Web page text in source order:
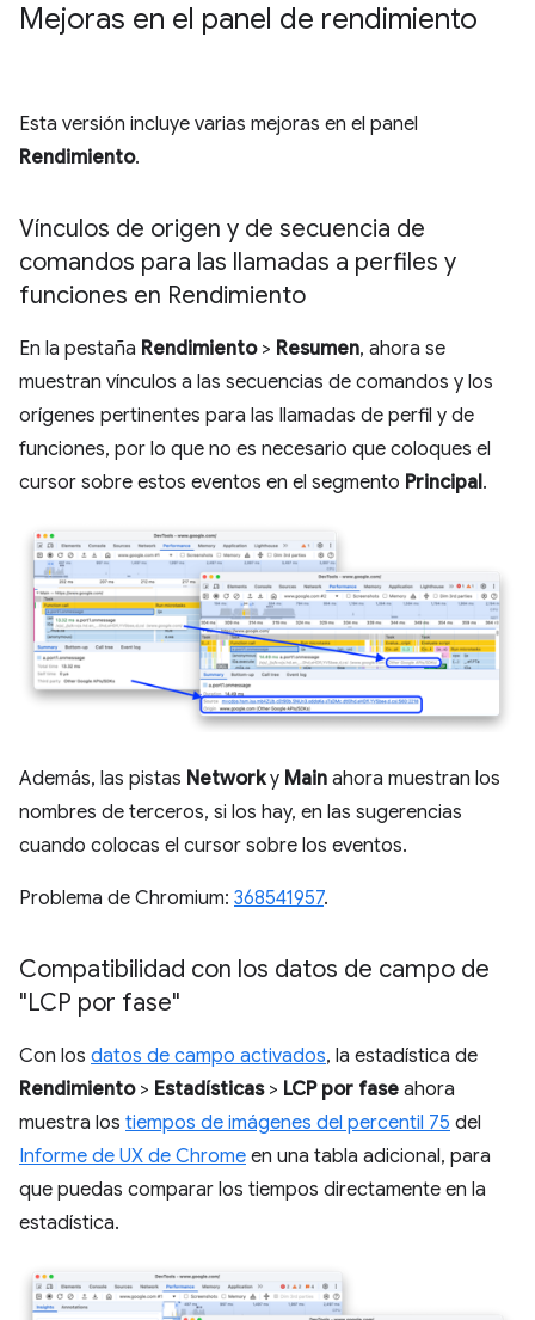
Mejoras en el panel de rendimiento
Esta versión incluye varias mejoras en el panel
Rendimiento.
Vínculos de origen y de secuencia de
comandos para las llamadas a perfiles y
funciones en Rendimiento
En la pestaña Rendimiento> Resumen, ahora se
muestran vínculos a las secuencias de comandos y los
orígenes pertinentes para las llamadas de perfil y de
funciones, por lo que no es necesario que coloques el
cursor sobre estos eventos en el segmento Principal.
Además, las pistas Networky Main ahora muestran los
nombres de terceros, si los hay, en las sugerencias
cuando colocas el cursor sobre los eventos.
Problema de Chromium: 368541957.
Compatibilidad con los datos de campo de
"LCP por fase"
Con los datos de campo activados, la estadística de
Rendimiento> Estadísticas> LCP por fase ahora
muestra los tiempos de imágenes del percentil 75 del
Informe de UX de Chrome en una tabla adicional, para
que puedas comparar los tiempos directamente en la
estadística.